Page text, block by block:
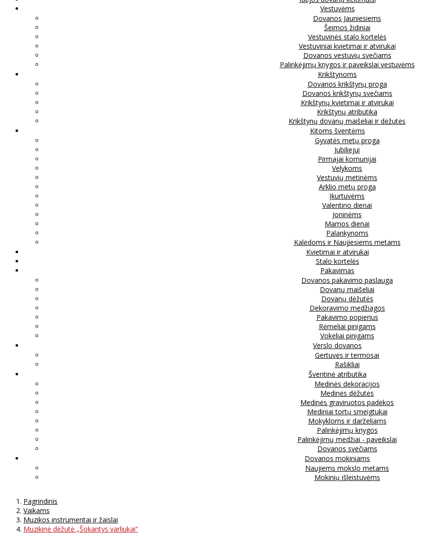
Vestuvėms
Dovanos Jauniesiems
Šeimos židiniai
Vestuvinės stalo kortelės
Vestuviniai kvietimai ir atvirukai
Dovanos vestuvių svečiams
Palinkėjimų knygos ir paveikslai vestuvėms
Krikštynoms
Dovanos krikštynų proga
Dovanos krikštynų svečiams
Krikštynų kvietimai ir atvirukai
Krikštynų atributika
Krikštynų dovanų maišeliai ir dėžutės
Kitoms šventėms
Gyvatės metų proga
Jubiliejui
Pirmajai komunijai
Velykoms
Vestuvių metinėms
Arklio metų proga
Įkurtuvėms
Valentino dienai
Joninėms
Mamos dienai
Palankynoms
Kalėdoms ir Naujiesiems metams
Kvietimai ir atvirukai
Stalo kortelės
Pakavimas
Dovanos pakavimo paslauga
Dovanų maišeliai
Dovanų dėžutės
Dekoravimo medžiagos
Pakavimo popierius
Rėmeliai pinigams
Vokeliai pinigams
Verslo dovanos
Gertuvės ir termosai
Rašikliai
Šventinė atributika
Medinės dekoracijos
Medinės dėžutės
Medinės graviruotos padėkos
Mediniai tortų smeigtukai
Mokykloms ir darželiams
Palinkėjimų knygos
Palinkėjimų medžiai - paveikslai
Dovanos svečiams
Dovanos mokiniams
Naujiems mokslo metams
Mokinių išleistuvėms
Pagrindinis
Vaikams
Muzikos instrumentai ir žaislai
Muzikinė dėžutė „Šokantys varliukai“